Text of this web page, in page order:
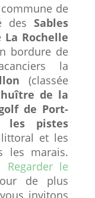
de
desSables
La Rochelle
bordure de
la
(classée
de la
de Port-
les pistes
et les
les marais.
Regarder le
de plus
invitons